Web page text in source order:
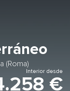
(Roma)
Interior desde
€